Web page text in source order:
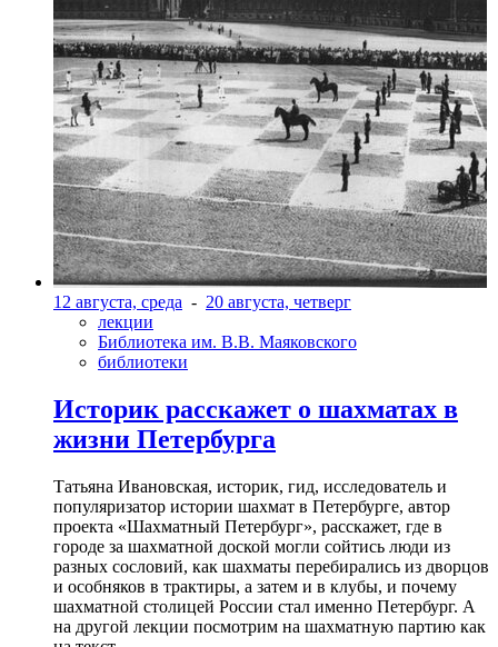
12 августа, среда - 20 августа, четверг
лекции
Библиотека им. В.В. Маяковского
библиотеки
Историк расскажет о шахматах в
жизни Петербурга
Татьяна Ивановская, историк, гид, исследователь и
популяризатор истории шахмат в Петербурге, автор
проекта «Шахматный Петербург», расскажет, где в
городе за шахматной доской могли сойтись люди из
разных сословий, как шахматы перебирались из дворцов
и особняков в трактиры, а затем и в клубы, и почему
шахматной столицей России стал именно Петербург. А
на другой лекции посмотрим на шахматную партию как